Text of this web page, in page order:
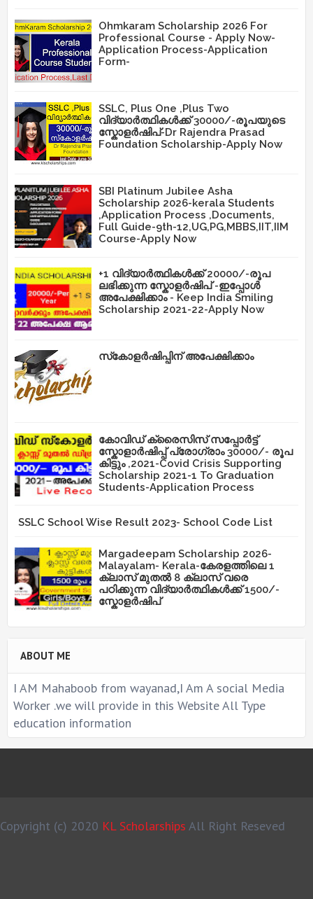
Ohmkaram Scholarship 2026 For
Professional Course - Apply Now-
Application Process-Application
Form-
SSLC, Plus One ,Plus Two
വിദ്യാർത്ഥികൾക്ക് 30000/-രൂപയുടെ
സ്കോളർഷിപ്-Dr Rajendra Prasad
Foundation Scholarship-Apply Now
SBI Platinum Jubilee Asha
Scholarship 2026-kerala Students
,Application Process ,Documents,
Full Guide-9th-12,UG,PG,MBBS,IIT,IIM
Course-Apply Now
+1 വിദ്യാർത്ഥികൾക്ക് 20000/-രൂപ
ലഭിക്കുന്ന സ്കോളർഷിപ് -ഇപ്പോൾ
അപേക്ഷിക്കാം - Keep India Smiling
Scholarship 2021-22-Apply Now
സ്‌കോളർഷിപ്പിന് അപേക്ഷിക്കാം
കോവിഡ് ക്രൈസിസ് സപ്പോർട്ട്
സ്കോളാർഷിപ്പ് പ്രോഗ്രാം 30000/- രൂപ
കിട്ടും ,2021-Covid Crisis Supporting
Scholarship 2021-1 To Graduation
Students-Application Process
SSLC School Wise Result 2023- School Code List
Margadeepam Scholarship 2026-
Malayalam- Kerala-കേരളത്തിലെ 1
ക്ലാസ് മുതൽ 8 ക്ലാസ് വരെ
പഠിക്കുന്ന വിദ്യാർത്ഥികൾക്ക് 1500/-
സ്കോളർഷിപ്
ABOUT ME
I AM Mahaboob from wayanad,I Am A social Media
Worker .we will provide in this Website All Type
education information
Copyright (c) 2020 KL Scholarships All Right Reseved